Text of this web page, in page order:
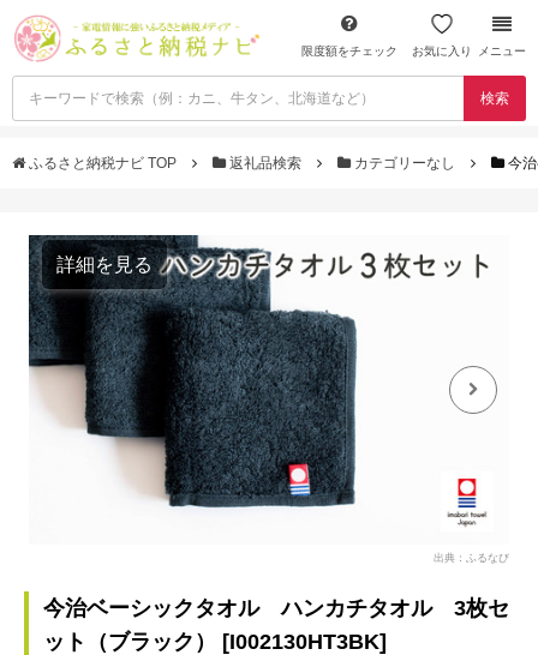
限度額をチェック お気に入り メニュー
検索
ふるさと納税ナビ TOP 返礼品検索 カテゴリーなし 今
詳細を見る
出典：ふるなび
今治ベーシックタオル ハンカチタオル 3枚セ
ット（ブラック） [I002130HT3BK]